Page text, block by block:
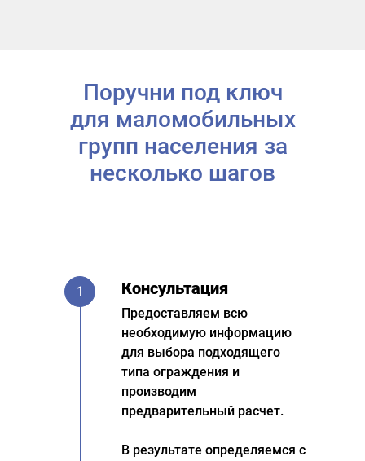
Поручни под ключ
для маломобильных
групп населения за
несколько шагов
1 Консультация
Предоставляем всю
необходимую информацию
для выбора подходящего
типа ограждения и
производим
предварительный расчет.
В результате определяемся с